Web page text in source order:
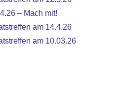
– Mach mit!
am 14.4.26
am 10.03.26